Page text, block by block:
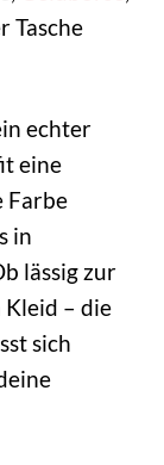
Tasche
echter
eine
Farbe
in
lässig zur
Kleid – die
sich